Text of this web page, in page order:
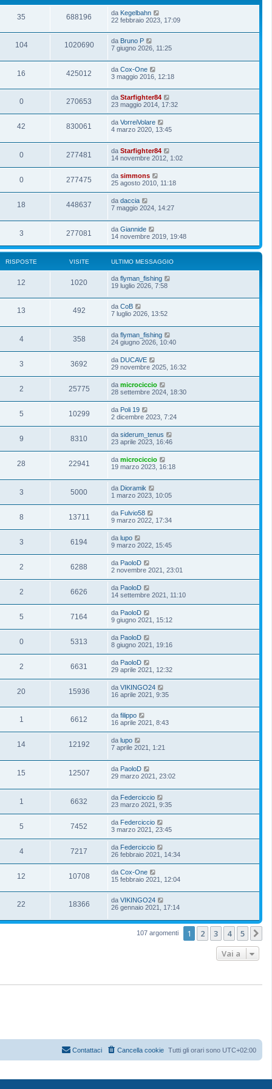
35 688196 da Kegelbahn
22 febbraio 2023, 17:09
104 1020690 da Bruno P
7 giugno 2026, 11:25
16 425012 da Cox-One
3 maggio 2016, 12:18
0 270653 da Starfighter84
23 maggio 2014, 17:32
42 830061 da VorreiVolare
4 marzo 2020, 13:45
0 277481 da Starfighter84
14 novembre 2012, 1:02
0 277475 da simmons
25 agosto 2010, 11:18
18 448637 da daccia
7 maggio 2024, 14:27
3 277081 da Giannide
14 novembre 2019, 19:48
RISPOSTE VISITE ULTIMO MESSAGGIO
12 1020 da flyman_fishing
19 luglio 2026, 7:58
13 492 da CoB
7 luglio 2026, 13:52
4 358 da flyman_fishing
24 giugno 2026, 10:40
3 3692 da DUCAVE
29 novembre 2025, 16:32
2 25775 da microciccio
28 settembre 2024, 18:30
5 10299 da Poli 19
2 dicembre 2023, 7:24
9 8310 da siderum_tenus
23 aprile 2023, 16:46
28 22941 da microciccio
19 marzo 2023, 16:18
3 5000 da Dioramik
1 marzo 2023, 10:05
8 13711 da Fulvio58
9 marzo 2022, 17:34
3 6194 da lupo
9 marzo 2022, 15:45
2 6288 da PaoloD
2 novembre 2021, 23:01
2 6626 da PaoloD
14 settembre 2021, 11:10
5 7164 da PaoloD
9 giugno 2021, 15:12
0 5313 da PaoloD
8 giugno 2021, 19:16
2 6631 da PaoloD
29 aprile 2021, 12:32
20 15936 da VIKINGO24
16 aprile 2021, 9:35
1 6612 da filippo
16 aprile 2021, 8:43
14 12192 da lupo
7 aprile 2021, 1:21
15 12507 da PaoloD
29 marzo 2021, 23:02
1 6632 da Federciccio
23 marzo 2021, 9:35
5 7452 da Federciccio
3 marzo 2021, 23:45
4 7217 da Federciccio
26 febbraio 2021, 14:34
12 10708 da Cox-One
15 febbraio 2021, 12:04
22 18366 da VIKINGO24
26 gennaio 2021, 17:14
107 argomenti 1 2 3 4 5
Vai a
Tutti gli orari sono UTC+02:00
Cancella cookie
Contattaci